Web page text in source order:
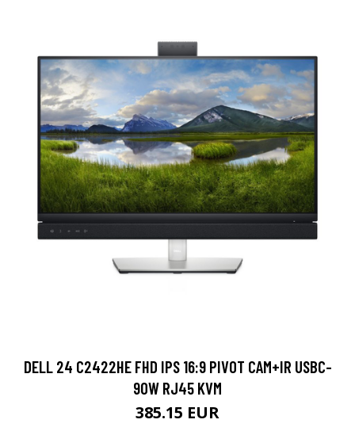
DELL 24 C2422HE FHD IPS 16:9 PIVOT CAM+IR USBC-
90W RJ45 KVM
385.15 EUR